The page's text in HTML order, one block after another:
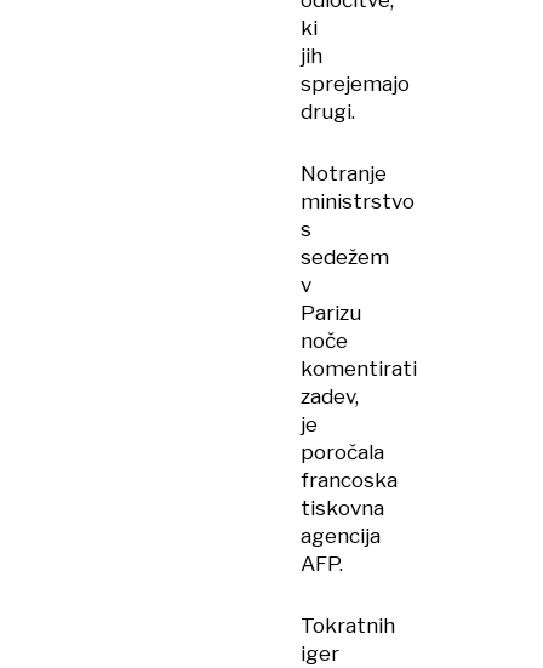
ki
jih
sprejemajo
drugi.
Notranje
ministrstvo
s
sedežem
v
Parizu
noče
komentirati
zadev,
je
poročala
francoska
tiskovna
agencija
AFP.
Tokratnih
iger